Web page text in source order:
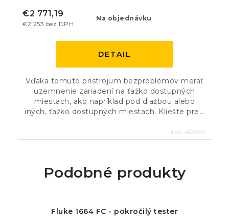
Na objednávku
€2 253 bez DPH
€2 771,19
DETAIL
Vďaka tomuto prístrojum bezproblémov merať
uzemnenie zariadení na ťažko dostupných
miestach, ako napríklad pod dlažbou alebo
iných, ťažko dostupných miestach. Kliešte pre...
Kód: 4829532
Podobné produkty
Fluke 1664 FC - pokročilý tester